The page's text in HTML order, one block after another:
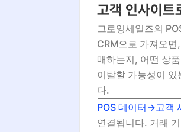
고객 인사이트
그로잉세일즈의
CRM으로 가져오
매하는지, 어떤 상
이탈할 가능성이 있
다.
POS 데이터→고객
연결됩니다. 거래